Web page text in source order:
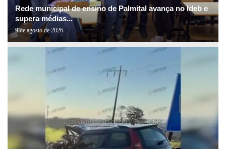
Rede municipal de ensino de Palmital avança no Ideb e
supera médias...
9 de agosto de 2026